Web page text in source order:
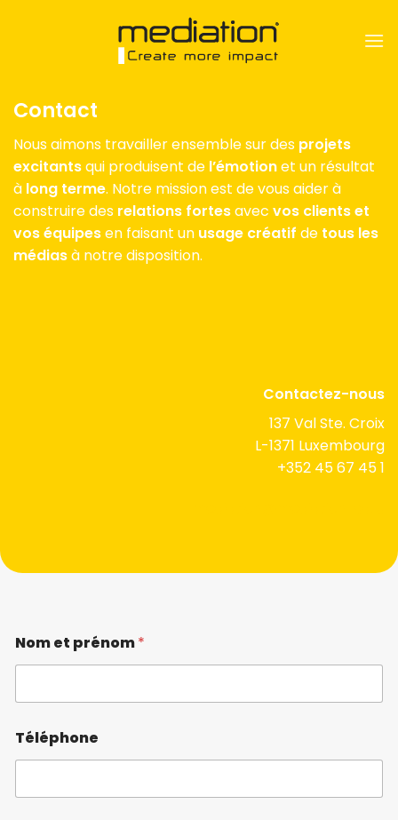
Contact
Nous aimons travailler ensemble sur des projets
excitantsqui produisent de l’émotionet un résultat
à long terme. Notre mission est de vous aider à
construire des relations fortesavec vos clients et
vos équipesen faisant un usage créatif de tous les
médiasà notre disposition.
Contactez-nous
137 Val Ste. Croix
L-1371 Luxembourg
+352 45 67 45 1
Nom et prénom*
Téléphone